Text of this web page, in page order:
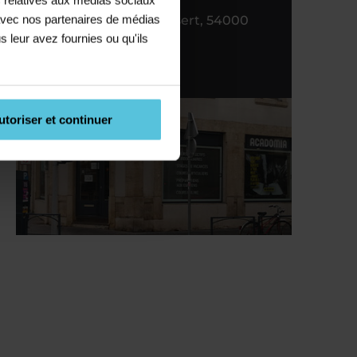
nos partenaires de médias
leur avez fournies ou qu'ils
et continuer
21 RUE de mon Désert, 54000
Nancy